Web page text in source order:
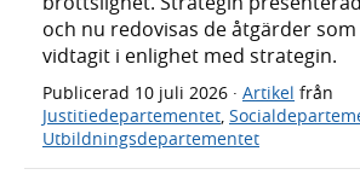
och nu redovisas de åtgärder
vidtagit i enlighet med strategin.
Publicerad 10 juli 2026 · Artikel från
Justitiedepartementet,
Utbildningsdepartementet